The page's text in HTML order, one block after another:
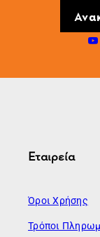
Εταιρεία
Όροι Χρήσης
Τρόποι